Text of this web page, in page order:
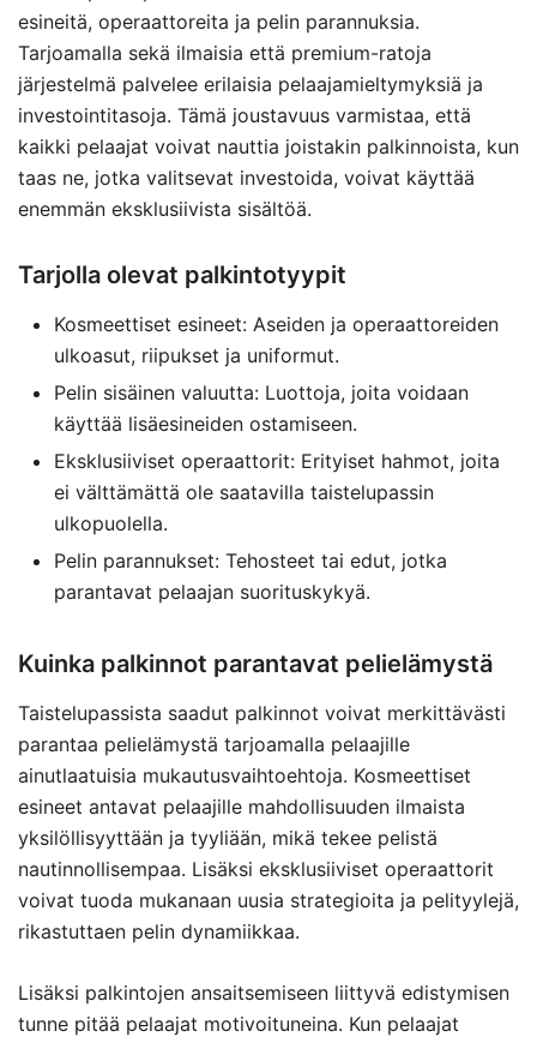
esineitä, operaattoreita ja pelin parannuksia.
Tarjoamalla sekä ilmaisia että premium-ratoja
järjestelmä palvelee erilaisia pelaajamieltymyksiä ja
investointitasoja. Tämä joustavuus varmistaa, että
kaikki pelaajat voivat nauttia joistakin palkinnoista, kun
taas ne, jotka valitsevat investoida, voivat käyttää
enemmän eksklusiivista sisältöä.
Tarjolla olevat palkintotyypit
Kosmeettiset esineet: Aseiden ja operaattoreiden
ulkoasut, riipukset ja uniformut.
Pelin sisäinen valuutta: Luottoja, joita voidaan
käyttää lisäesineiden ostamiseen.
Eksklusiiviset operaattorit: Erityiset hahmot, joita
ei välttämättä ole saatavilla taistelupassin
ulkopuolella.
Pelin parannukset: Tehosteet tai edut, jotka
parantavat pelaajan suorituskykyä.
Kuinka palkinnot parantavat pelielämystä
Taistelupassista saadut palkinnot voivat merkittävästi
parantaa pelielämystä tarjoamalla pelaajille
ainutlaatuisia mukautusvaihtoehtoja. Kosmeettiset
esineet antavat pelaajille mahdollisuuden ilmaista
yksilöllisyyttään ja tyyliään, mikä tekee pelistä
nautinnollisempaa. Lisäksi eksklusiiviset operaattorit
voivat tuoda mukanaan uusia strategioita ja pelityylejä,
rikastuttaen pelin dynamiikkaa.
Lisäksi palkintojen ansaitsemiseen liittyvä edistymisen
tunne pitää pelaajat motivoituneina. Kun pelaajat